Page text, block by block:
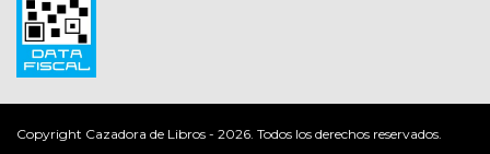
Copyright Cazadora de Libros - 2026. Todos los derechos reservados.